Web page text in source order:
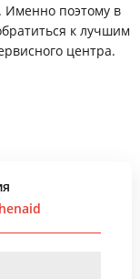
Именно поэтому в
к лучшим
центра.